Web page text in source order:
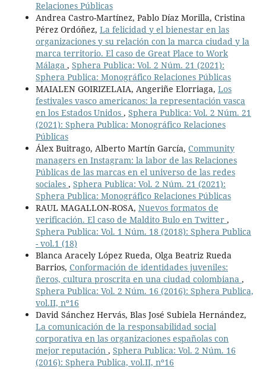
Relaciones Públicas
Andrea Castro-Martínez, Pablo Díaz Morilla, Cristina
Pérez Ordóñez, La felicidad y el bienestar en las
organizaciones y su relación con la marca ciudad y la
marca territorio. El caso de Great Place to Work
Málaga , Sphera Publica: Vol. 2 Núm. 21 (2021):
Sphera Publica: Monográfico Relaciones Públicas
MAIALEN GOIRIZELAIA, Angeriñe Elorriaga, Los
festivales vasco americanos: la representación vasca
en los Estados Unidos , Sphera Publica: Vol. 2 Núm. 21
(2021): Sphera Publica: Monográfico Relaciones
Públicas
Álex Buitrago, Alberto Martín García, Community
managers en Instagram: la labor de las Relaciones
Públicas de las marcas en el universo de las redes
sociales , Sphera Publica: Vol. 2 Núm. 21 (2021):
Sphera Publica: Monográfico Relaciones Públicas
RAUL MAGALLON-ROSA, Nuevos formatos de
verificación. El caso de Maldito Bulo en Twitter ,
Sphera Publica: Vol. 1 Núm. 18 (2018): Sphera Publica
- vol.1 (18)
Blanca Aracely López Rueda, Olga Beatriz Rueda
Barrios, Conformación de identidades juveniles:
ñeros, cultura proscrita en una ciudad colombiana ,
Sphera Publica: Vol. 2 Núm. 16 (2016): Sphera Publica,
vol.II, nº16
David Sánchez Hervás, Blas José Subiela Hernández,
La comunicación de la responsabilidad social
corporativa en las organizaciones españolas con
mejor reputación , Sphera Publica: Vol. 2 Núm. 16
(2016): Sphera Publica, vol.II, nº16